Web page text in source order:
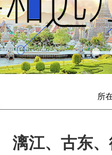
所
漓江、古东